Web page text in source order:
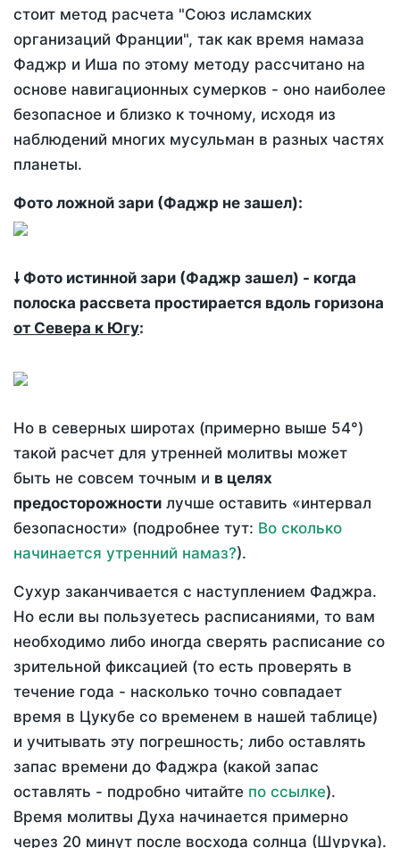
стоит метод расчета "Союз исламских
организаций Франции", так как время намаза
Фаджр и Иша по этому методу рассчитано на
основе навигационных сумерков - оно наиболее
безопасное и близко к точному, исходя из
наблюдений многих мусульман в разных частях
планеты.
Фото ложной зари (Фаджр не зашел):
🠗 Фото истинной зари (Фаджр зашел) - когда
полоска рассвета простирается вдоль горизона
от Севера к Югу:
Но в северных широтах (примерно выше 54°)
такой расчет для утренней молитвы может
быть не совсем точным и в целях
предосторожности лучше оставить «интервал
безопасности» (подробнее тут: Во сколько
начинается утренний намаз?).
Сухур заканчивается с наступлением Фаджра.
Но если вы пользуетесь расписаниями, то вам
необходимо либо иногда сверять расписание со
зрительной фиксацией (то есть проверять в
течение года - насколько точно совпадает
время в Цукубе со временем в нашей таблице)
и учитывать эту погрешность; либо оставлять
запас времени до Фаджра (какой запас
оставлять - подробно читайте по ссылке).
Время молитвы Духа начинается примерно
через 20 минут после восхода солнца (Шурука).